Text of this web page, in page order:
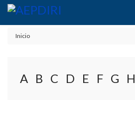
Inicio
A B C D E F G H